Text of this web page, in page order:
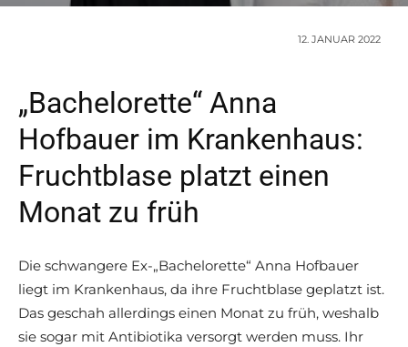
12. JANUAR 2022
„Bachelorette“ Anna
Hofbauer im Krankenhaus:
Fruchtblase platzt einen
Monat zu früh
Die schwangere Ex-„Bachelorette“ Anna Hofbauer
liegt im Krankenhaus, da ihre Fruchtblase geplatzt ist.
Das geschah allerdings einen Monat zu früh, weshalb
sie sogar mit Antibiotika versorgt werden muss. Ihr